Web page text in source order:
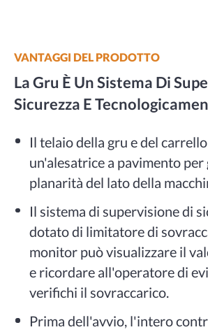
VANTAGGI DEL PRODOTTO
La Gru È Un Sistema Di
Sicurezza E
Il telaio della gru e del
un'alesatrice a pavimento
planarità del lato della
Il sistema di supervisione di
dotato di limitatore di
monitor può visualizzare il
e ricordare all'operatore di
verifichi il sovraccarico.
Prima dell'avvio, l'intero